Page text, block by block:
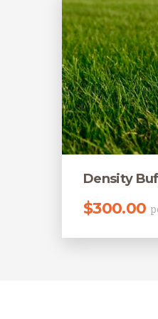
Density
$300.00